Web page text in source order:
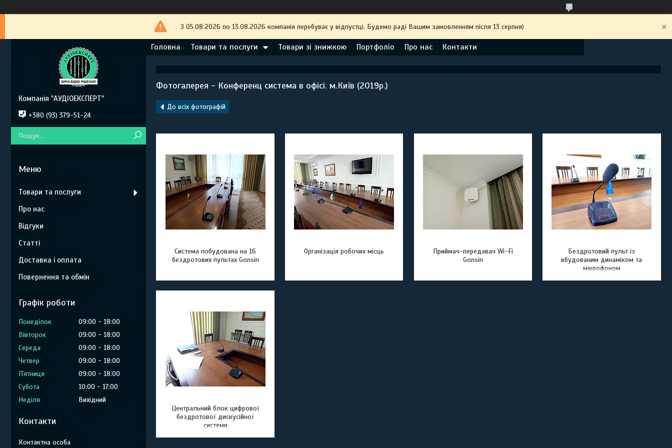
З 05.08.2026 по 13.08.2026 компанія перебуває у відпустці. Будемо раді Вашим замовленням після 13 серпня)
Головна Товари та послуги Товари зі знижкою Портфоліо Про нас Контакти
Фотогалерея - Конференц система в офісі. м.Київ (2019р.)
До всіх фотографій
Система побудована на 16
бездротових пультах Gonsin
Організація робочих місць
Приймач-передавач Wi-Fi
Gonsin
Бездротовий пульт із
вбудованим динаміком та
мікрофоном
Центральний блок цифрової
бездротової дискусійної
системи
Компанія "АУДІОЕКСПЕРТ"
+380 (93) 379-51-24
Товари та послуги
Про нас
Відгуки
Статті
Доставка і оплата
Повернення та обмін
Графік роботи
Понеділок 09:00
18:00
Вівторок
09:00
18:00
Середа
09:00
18:00
Четвер
09:00
18:00
Пʼятниця
09:00
18:00
Субота
10:00
17:00
Неділя
Вихідний
Контакти